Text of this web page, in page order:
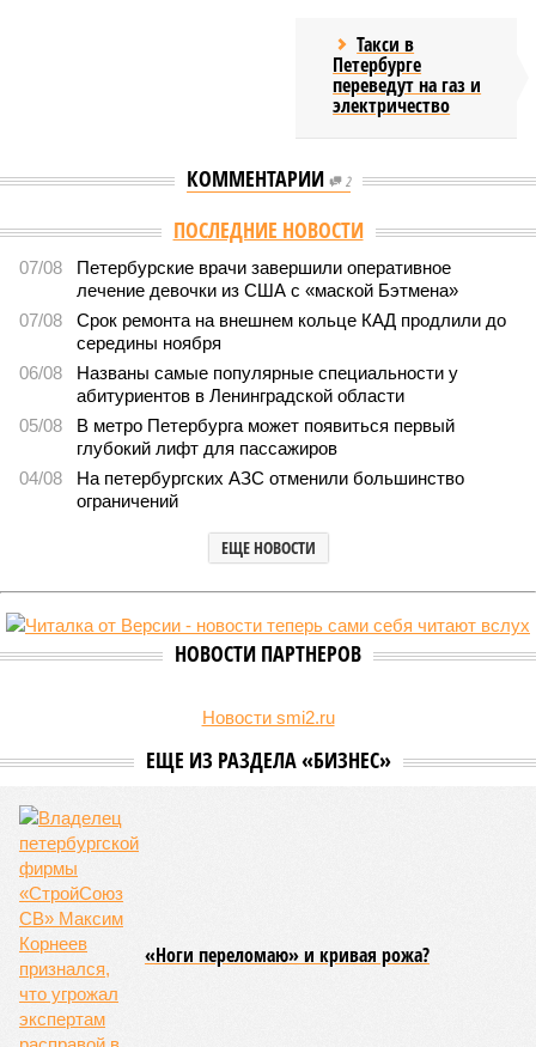
Такси в
Петербурге
переведут на газ и
электричество
КОММЕНТАРИИ 2
ПОСЛЕДНИЕ НОВОСТИ
07/08
Петербурские врачи завершили оперативное
лечение девочки из США с «маской Бэтмена»
07/08
Срок ремонта на внешнем кольце КАД продлили до
середины ноября
06/08
Названы самые популярные специальности у
абитуриентов в Ленинградской области
05/08
В метро Петербурга может появиться первый
глубокий лифт для пассажиров
04/08
На петербургских АЗС отменили большинство
ограничений
ЕЩЕ НОВОСТИ
НОВОСТИ ПАРТНЕРОВ
Новости smi2.ru
ЕЩЕ ИЗ РАЗДЕЛА «БИЗНЕС»
«Ноги переломаю» и кривая рожа?